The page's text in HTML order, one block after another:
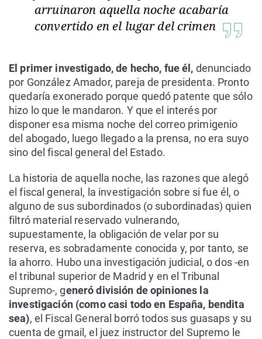
arruinaron aquella noche acabaría
convertido en el lugar del crimen
El primer investigado, de hecho, fue él, denunciado
por González Amador, pareja de presidenta. Pronto
quedaría exonerado porque quedó patente que sólo
hizo lo que le mandaron. Y que el interés por
disponer esa misma noche del correo primigenio
del abogado, luego llegado a la prensa, no era suyo
sino del fiscal general del Estado.
La historia de aquella noche, las razones que alegó
el fiscal general, la investigación sobre si fue él, o
alguno de sus subordinados (o subordinadas) quien
filtró material reservado vulnerando,
supuestamente, la obligación de velar por su
reserva, es sobradamente conocida y, por tanto, se
la ahorro. Hubo una investigación judicial, o dos -en
el tribunal superior de Madrid y en el Tribunal
Supremo-, generó división de opiniones la
investigación (como casi todo en España, bendita
sea), el Fiscal General borró todos sus guasaps y su
cuenta de gmail, el juez instructor del Supremo le